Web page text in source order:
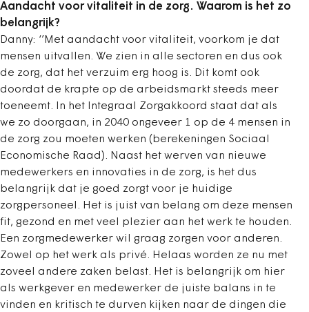
Aandacht voor vitaliteit in de zorg. Waarom is het zo
belangrijk?
Danny: ‘’Met aandacht voor vitaliteit, voorkom je dat
mensen uitvallen. We zien in alle sectoren en dus ook
de zorg, dat het verzuim erg hoog is. Dit komt ook
doordat de krapte op de arbeidsmarkt steeds meer
toeneemt. In het Integraal Zorgakkoord staat dat als
we zo doorgaan, in 2040 ongeveer 1 op de 4 mensen in
de zorg zou moeten werken (berekeningen Sociaal
Economische Raad). Naast het werven van nieuwe
medewerkers en innovaties in de zorg, is het dus
belangrijk dat je goed zorgt voor je huidige
zorgpersoneel. Het is juist van belang om deze mensen
fit, gezond en met veel plezier aan het werk te houden.
Een zorgmedewerker wil graag zorgen voor anderen.
Zowel op het werk als privé. Helaas worden ze nu met
zoveel andere zaken belast. Het is belangrijk om hier
als werkgever en medewerker de juiste balans in te
vinden en kritisch te durven kijken naar de dingen die